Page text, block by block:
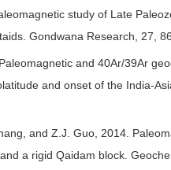
study of Late
Gondwana Research, 27,
and 40Ar/39Ar
and onset of the India-
and Z.J. Guo, 2014.
a rigid Qaidam block.